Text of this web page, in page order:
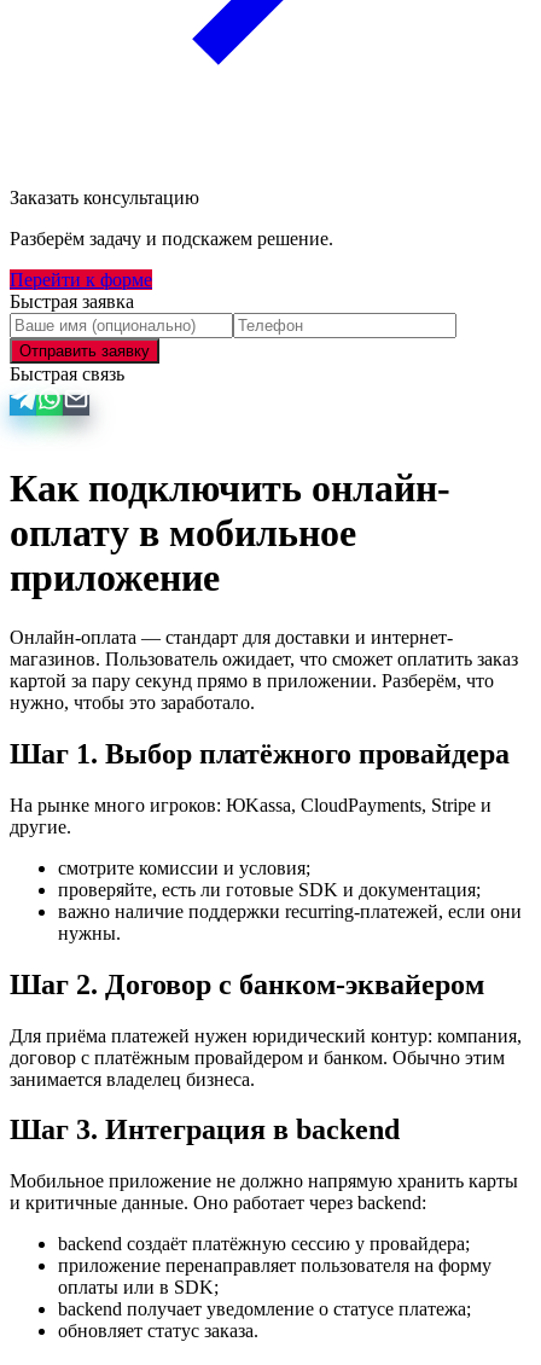
Заказать консультацию
Разберём задачу и подскажем решение.
Перейти к форме
Быстрая заявка
Отправить заявку
Быстрая связь
Как подключить онлайн-
оплату в мобильное
приложение
Онлайн-оплата — стандарт для доставки и интернет-
магазинов. Пользователь ожидает, что сможет оплатить заказ
картой за пару секунд прямо в приложении. Разберём, что
нужно, чтобы это заработало.
Шаг 1. Выбор платёжного провайдера
На рынке много игроков: ЮKassa, CloudPayments, Stripe и
другие.
смотрите комиссии и условия;
проверяйте, есть ли готовые SDK и документация;
важно наличие поддержки recurring-платежей, если они
нужны.
Шаг 2. Договор с банком-эквайером
Для приёма платежей нужен юридический контур: компания,
договор с платёжным провайдером и банком. Обычно этим
занимается владелец бизнеса.
Шаг 3. Интеграция в backend
Мобильное приложение не должно напрямую хранить карты
и критичные данные. Оно работает через backend:
backend создаёт платёжную сессию у провайдера;
приложение перенаправляет пользователя на форму
оплаты или в SDK;
backend получает уведомление о статусе платежа;
обновляет статус заказа.